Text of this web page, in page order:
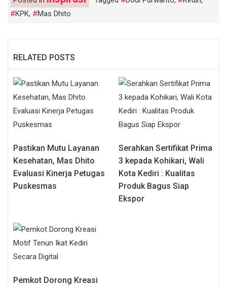
KPK, Mas Dhito
RELATED POSTS
Pastikan Mutu Layanan
Kesehatan, Mas Dhito
Evaluasi Kinerja Petugas
Puskesmas
Serahkan Sertifikat Prima
3 kepada Kohikari, Wali
Kota Kediri : Kualitas
Produk Bagus Siap
Ekspor
Pemkot Dorong Kreasi